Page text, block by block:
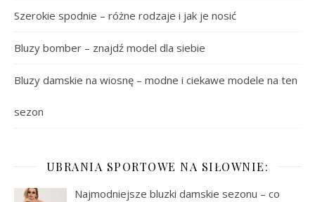
Szerokie spodnie – różne rodzaje i jak je nosić
Bluzy bomber – znajdź model dla siebie
Bluzy damskie na wiosnę – modne i ciekawe modele na ten
sezon
UBRANIA SPORTOWE NA SIŁOWNIE:
Najmodniejsze bluzki damskie sezonu – co